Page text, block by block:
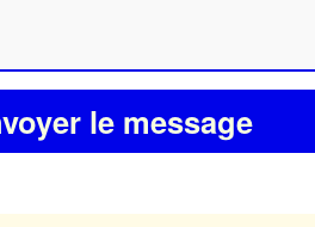
le message